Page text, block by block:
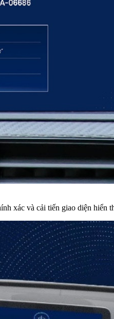
xác và cải tiến giao diện hiển